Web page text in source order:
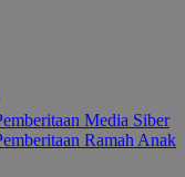
Media Siber
Ramah Anak